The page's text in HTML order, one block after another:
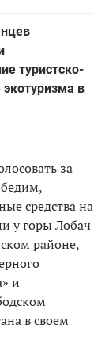
туристско-
в
за
средства на
у горы Лобач
районе,
и
в своем